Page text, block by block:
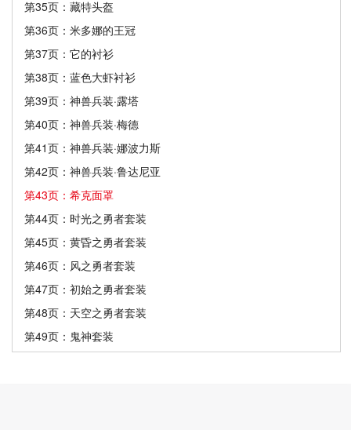
第35页：藏特头盔
第36页：米多娜的王冠
第37页：它的衬衫
第38页：蓝色大虾衬衫
第39页：神兽兵装·露塔
第40页：神兽兵装·梅德
第41页：神兽兵装·娜波力斯
第42页：神兽兵装·鲁达尼亚
第43页：希克面罩
第44页：时光之勇者套装
第45页：黄昏之勇者套装
第46页：风之勇者套装
第47页：初始之勇者套装
第48页：天空之勇者套装
第49页：鬼神套装